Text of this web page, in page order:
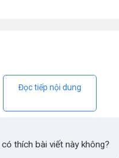
Đọc tiếp nội dung
có thích bài viết này không?